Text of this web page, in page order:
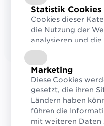
Die
Über das
Pressenotiz
Mit dem
Gebrüder Nittnaus
Statistik Cookies
Cookies dieser
die Nutzung der
analysieren und die
Marketing
Diese Cookies
gesetzt, die ihren
Ländern haben
führen die
mit weiteren Daten